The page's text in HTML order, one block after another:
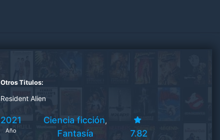
Otros Titulos:
Resident Alien
2021
Año
Ciencia ficción,
Fantasía 7.82